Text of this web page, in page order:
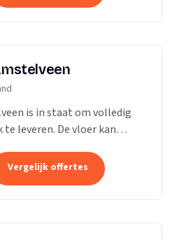
is in staat om volledig
leveren. De vloer kan
afmeting of uitstraling.
Vergelijk offertes